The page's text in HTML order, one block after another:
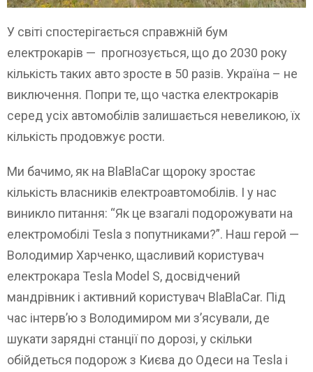
У світі спостерігається справжній бум
електрокарів — прогнозується, що до 2030 року
кількість таких авто зросте в 50 разів. Україна – не
виключення. Попри те, що частка електрокарів
серед усіх автомобілів залишається невеликою, їх
кількість продовжує рости.
Ми бачимо, як на BlaBlaCar щороку зростає
кількість власників електроавтомобілів. І у нас
виникло питання: “Як це взагалі подорожувати на
електромобілі Tesla з попутниками?”. Наш герой —
Володимир Харченко, щасливий користувач
електрокара Tesla Model S, досвідчений
мандрівник і активний користувач BlaBlaCar. Під
час інтерв’ю з Володимиром ми з’ясували, де
шукати зарядні станції по дорозі, у скільки
обійдеться подорож з Києва до Одеси на Tesla і